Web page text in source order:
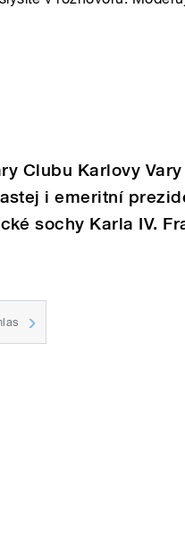
Clubu Karlovy
i emeritní
sochy Karla IV.